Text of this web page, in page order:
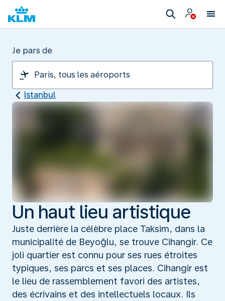
Je pars de
Istanbul
Un haut lieu artistique
Juste derrière la célèbre place Taksim, dans la
municipalité de Beyoğlu, se trouve Cihangir. Ce
joli quartier est connu pour ses rues étroites
typiques, ses parcs et ses places. Cihangir est
le lieu de rassemblement favori des artistes,
des écrivains et des intellectuels locaux. Ils